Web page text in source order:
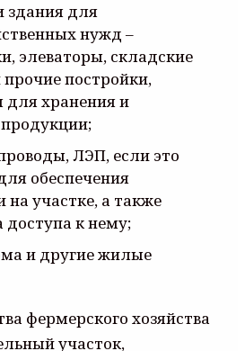
здания для
нужд –
элеваторы, складские
постройки,
для хранения и
ЛЭП, если это
обеспечения
на участке, а также
доступа к нему;
и другие жилые
фермерского хозяйства
участок,